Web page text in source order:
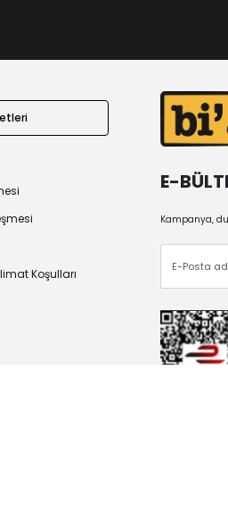
Koşulları
E-
Kampanya,